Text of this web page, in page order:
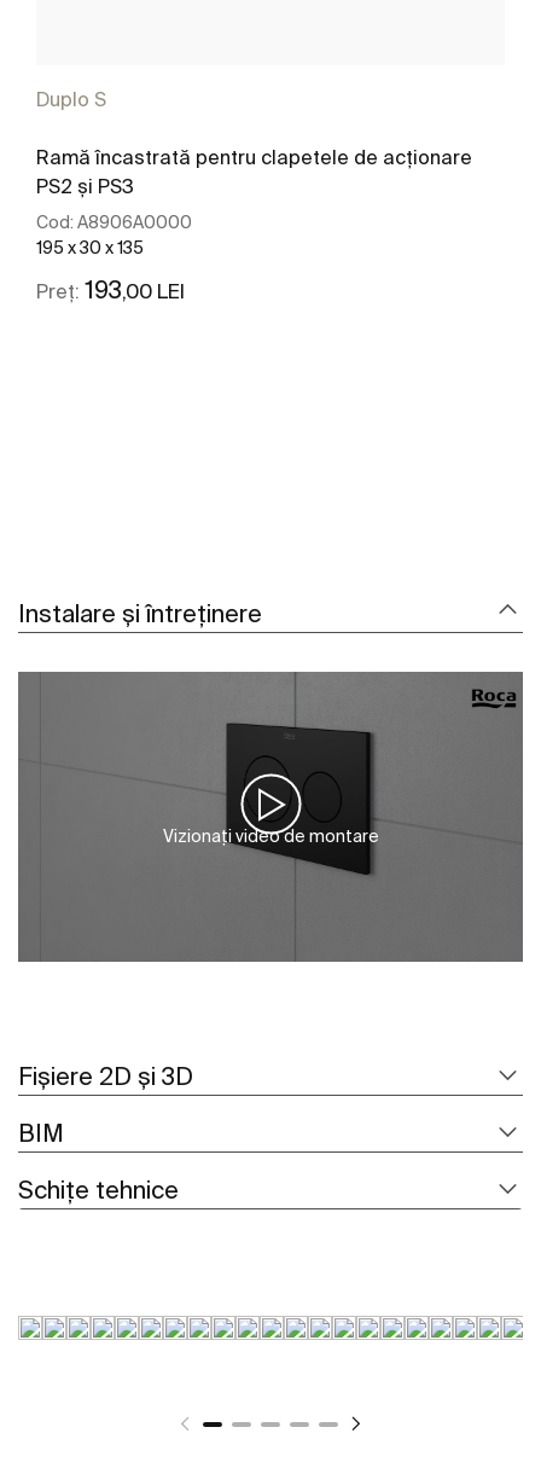
Duplo S
Ramă încastrată pentru clapetele de acționare
PS2 și PS3
Cod: A8906A0000
195 x 30 x 135
Preț: 193,00 LEI
Instalare și întreținere
Vizionați video de montare
Fișiere 2D și 3D
BIM
Schițe tehnice